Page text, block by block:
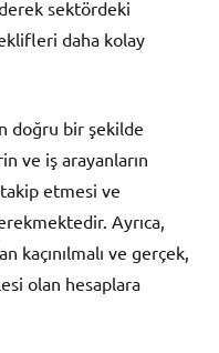
sektördeki
daha kolay
doğru bir şekilde
ve iş arayanların
etmesi ve
Ayrıca,
kaçınılmalı ve gerçek,
olan hesaplara